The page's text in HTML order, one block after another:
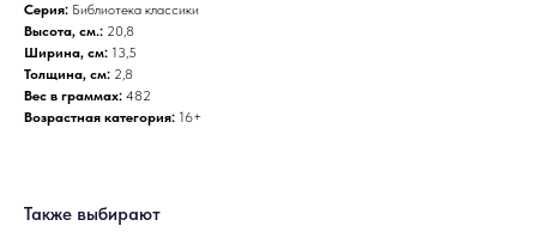
Серия: Библиотека классики
Высота, см.: 20,8
Ширина, см: 13,5
Толщина, см: 2,8
Вес в граммах: 482
Возрастная категория: 16+
Также выбирают